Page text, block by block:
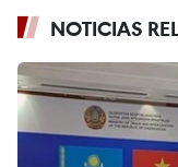
NOTICIAS